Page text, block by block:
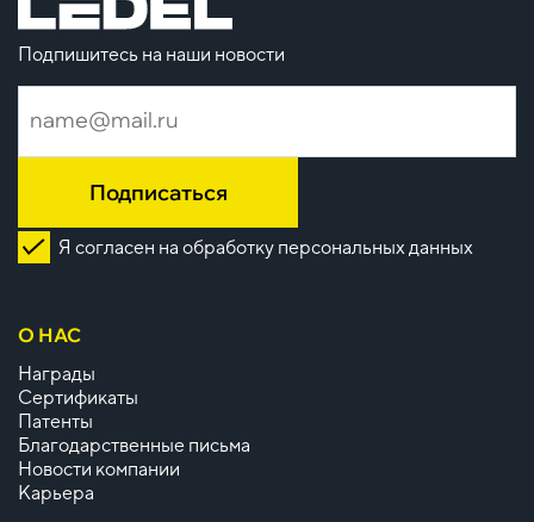
Подпишитесь на наши новости
Подписаться
Я согласен на обработку персональных данных
О НАС
Награды
Сертификаты
Патенты
Благодарственные письма
Новости компании
Карьера